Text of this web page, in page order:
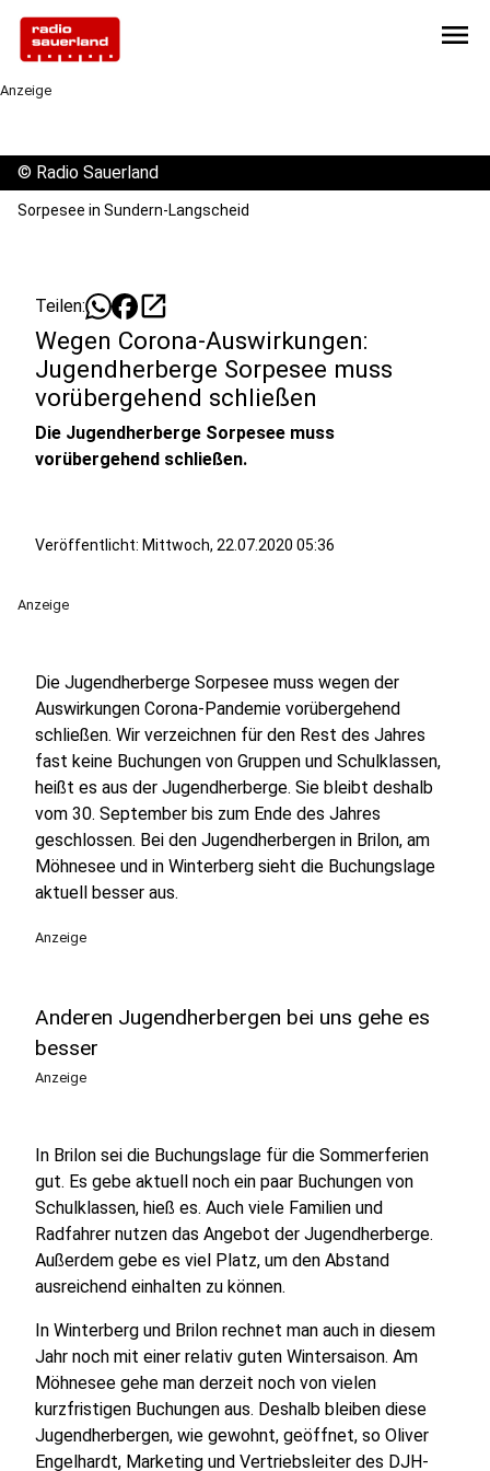
menu
Anzeige
© Radio Sauerland
Sorpesee in Sundern-Langscheid
Teilen: open_in_new
Wegen Corona-Auswirkungen:
Jugendherberge Sorpesee muss
vorübergehend schließen
Die Jugendherberge Sorpesee muss
vorübergehend schließen.
Veröffentlicht: Mittwoch, 22.07.2020 05:36
Anzeige
Die Jugendherberge Sorpesee muss wegen der
Auswirkungen Corona-Pandemie vorübergehend
schließen. Wir verzeichnen für den Rest des Jahres
fast keine Buchungen von Gruppen und Schulklassen,
heißt es aus der Jugendherberge. Sie bleibt deshalb
vom 30. September bis zum Ende des Jahres
geschlossen. Bei den Jugendherbergen in Brilon, am
Möhnesee und in Winterberg sieht die Buchungslage
aktuell besser aus.
Anzeige
Anderen Jugendherbergen bei uns gehe es
besser
Anzeige
In Brilon sei die Buchungslage für die Sommerferien
gut. Es gebe aktuell noch ein paar Buchungen von
Schulklassen, hieß es. Auch viele Familien und
Radfahrer nutzen das Angebot der Jugendherberge.
Außerdem gebe es viel Platz, um den Abstand
ausreichend einhalten zu können.
In Winterberg und Brilon rechnet man auch in diesem
Jahr noch mit einer relativ guten Wintersaison. Am
Möhnesee gehe man derzeit noch von vielen
kurzfristigen Buchungen aus. Deshalb bleiben diese
Jugendherbergen, wie gewohnt, geöffnet, so Oliver
Engelhardt, Marketing und Vertriebsleiter des DJH-